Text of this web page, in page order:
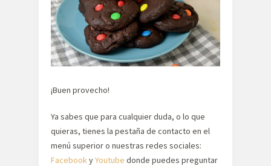
¡Buen provecho!
Ya sabes que para cualquier duda, o lo que
quieras, tienes la pestaña de contacto en el
menú superior o nuestras redes sociales:
FacebookyYoutube donde puedes preguntar